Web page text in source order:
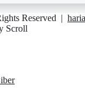
Reserved |
Scroll